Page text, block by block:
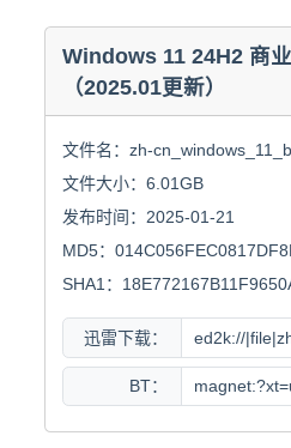
Windows 11 24H2 商
（2025.01更新）
文件名：zh-
文件大小：6.01GB
发布时间：2025-01-21
MD5：
SHA1：
迅雷下载：
BT：